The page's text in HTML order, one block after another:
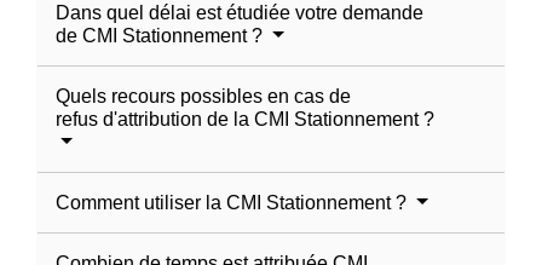
Dans quel délai est étudiée votre demande
de CMI Stationnement ?
Quels recours possibles en cas de
refus d'attribution de la CMI Stationnement ?
Comment utiliser la CMI Stationnement ?